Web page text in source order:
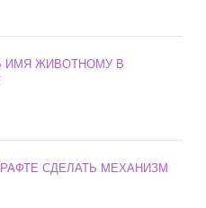
ИМЯ ЖИВОТНОМУ В
СДЕЛАТЬ МЕХАНИЗМ